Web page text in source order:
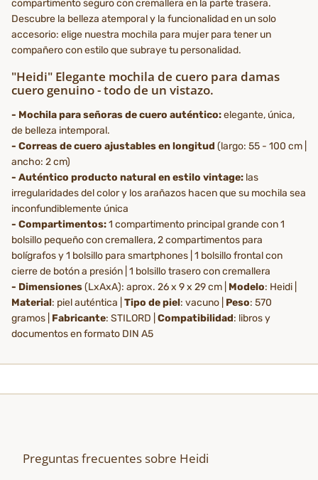
compartimento seguro con cremallera en la parte trasera.
Descubre la belleza atemporal y la funcionalidad en un solo
accesorio: elige nuestra mochila para mujer para tener un
compañero con estilo que subraye tu personalidad.
"Heidi" Elegante mochila de cuero para damas
cuero genuino - todo de un vistazo.
- Mochila para señoras de cuero auténtico:elegante, única,
de belleza intemporal.
- Correas de cuero ajustables en longitud (largo: 55 - 100 cm |
ancho: 2 cm)
- Auténtico producto natural en estilo vintage: las
irregularidades del color y los arañazos hacen que su mochila sea
inconfundiblemente única
- Compartimentos:1 compartimento principal grande con 1
bolsillo pequeño con cremallera, 2 compartimentos para
bolígrafos y 1 bolsillo para smartphones | 1 bolsillo frontal con
cierre de botón a presión | 1 bolsillo trasero con cremallera
- Dimensiones(LxAxA): aprox. 26 x 9 x 29 cm | Modelo: Heidi |
Material: piel auténtica | Tipo de piel: vacuno | Peso: 570
gramos | Fabricante: STILORD | Compatibilidad: libros y
documentos en formato DIN A5
Preguntas frecuentes sobre Heidi